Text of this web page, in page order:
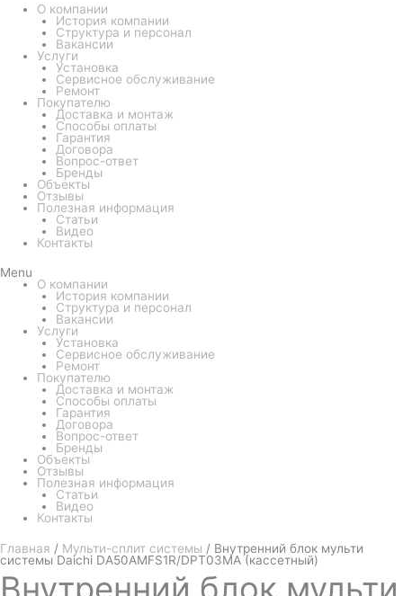
О компании
История компании
Структура и персонал
Вакансии
Услуги
Установка
Сервисное обслуживание
Ремонт
Покупателю
Доставка и монтаж
Способы оплаты
Гарантия
Договора
Вопрос-ответ
Бренды
Объекты
Отзывы
Полезная информация
Статьи
Видео
Контакты
Menu
О компании
История компании
Структура и персонал
Вакансии
Услуги
Установка
Сервисное обслуживание
Ремонт
Покупателю
Доставка и монтаж
Способы оплаты
Гарантия
Договора
Вопрос-ответ
Бренды
Объекты
Отзывы
Полезная информация
Статьи
Видео
Контакты
Главная / Мульти-сплит системы / Внутренний блок мульти
системы Daichi DA50AMFS1R/DPT03MA (кассетный)